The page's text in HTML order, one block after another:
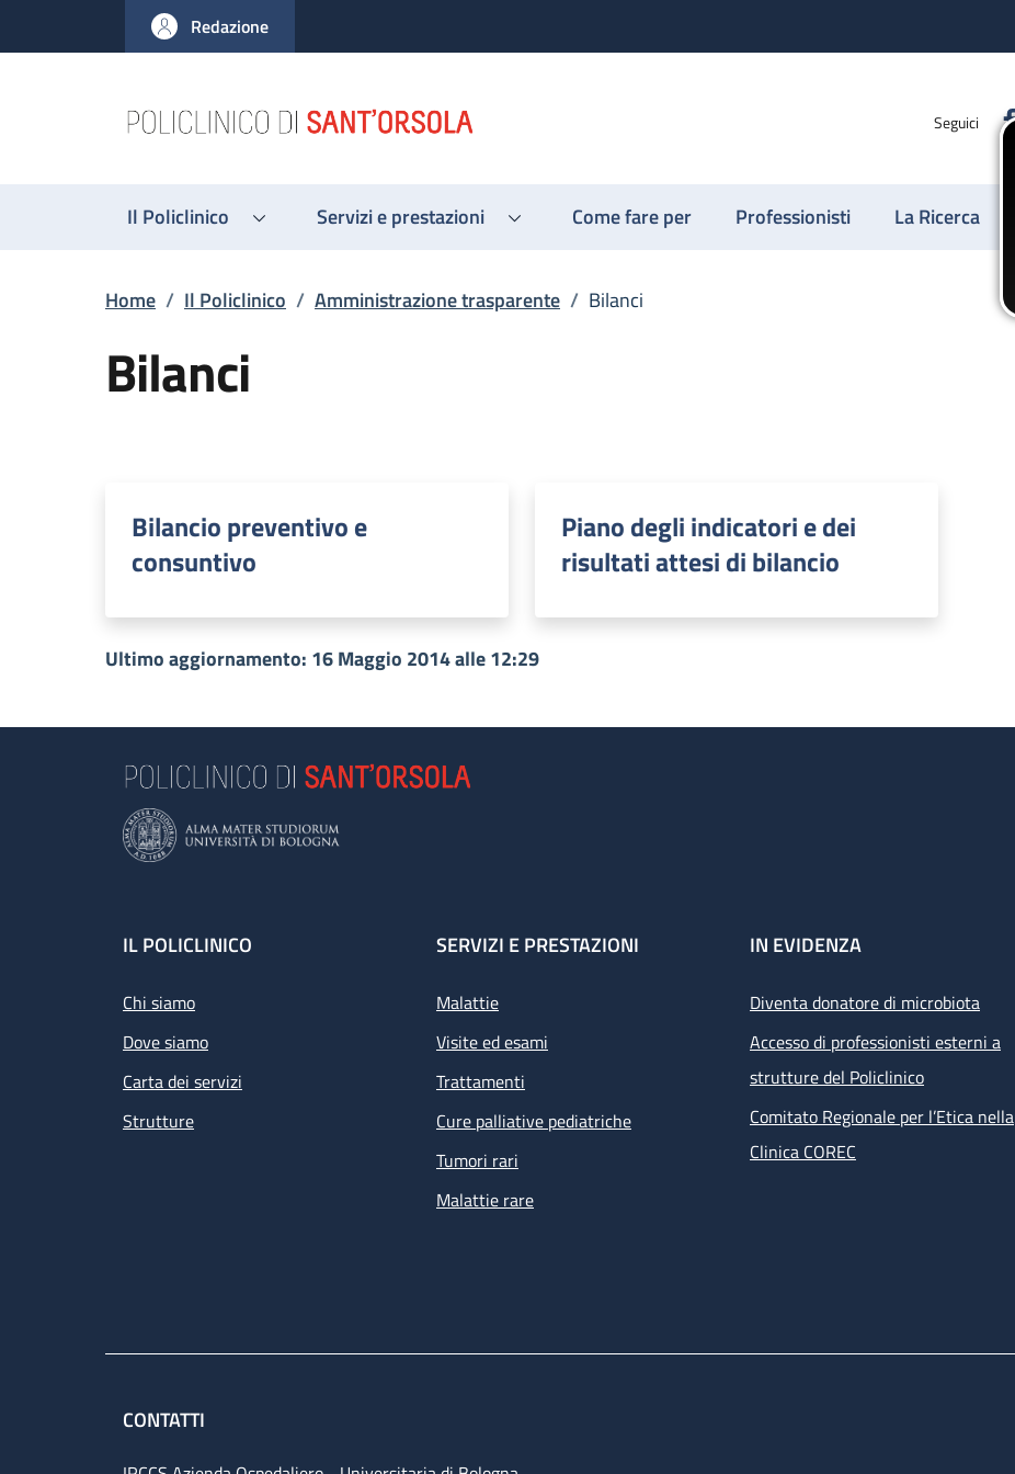
al contenuto principale
to footer content
Redazione
Seguici
Il Policlinico Servizi e prestazioni Come fare per Professionisti La Ricerca
Briciole di pane
Home / Il Policlinico / Amministrazione trasparente / Bilanci
Bilanci
Bilancio preventivo e
consuntivo
Piano degli indicatori e dei
risultati attesi di bilancio
Ultimo aggiornamento: 16 Maggio 2014 alle 12:29
Footer
IL POLICLINICO
Chi siamo
Dove siamo
Carta dei servizi
Strutture
SERVIZI E PRESTAZIONI
Malattie
Visite ed esami
Trattamenti
Cure palliative pediatriche
Tumori rari
Malattie rare
IN EVIDENZA
Diventa donatore di microbiota
Accesso di professionisti esterni a
strutture del Policlinico
Comitato Regionale per l’Etica nella
Clinica COREC
CONTATTI